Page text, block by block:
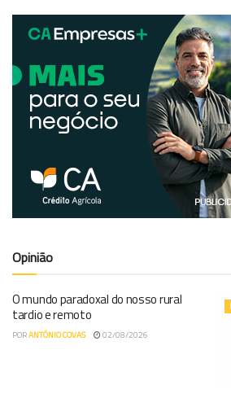
Opinião
O mundo paradoxal do nosso rural
tardio e remoto
PORANTÓNIO COVAS 02/08/2026